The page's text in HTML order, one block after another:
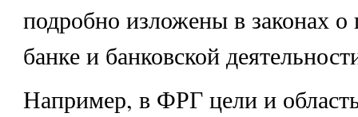
подробно изложены в законах о
банке и банковской
Например, в ФРГ цели и